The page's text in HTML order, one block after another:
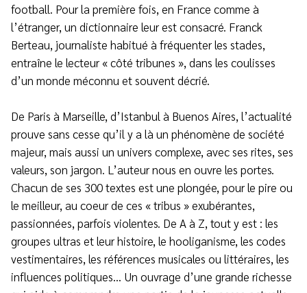
football. Pour la première fois, en France comme à
l’étranger, un dictionnaire leur est consacré. Franck
Berteau, journaliste habitué à fréquenter les stades,
entraîne le lecteur « côté tribunes », dans les coulisses
d’un monde méconnu et souvent décrié.
De Paris à Marseille, d’Istanbul à Buenos Aires, l’actualité
prouve sans cesse qu’il y a là un phénomène de société
majeur, mais aussi un univers complexe, avec ses rites, ses
valeurs, son jargon. L’auteur nous en ouvre les portes.
Chacun de ses 300 textes est une plongée, pour le pire ou
le meilleur, au coeur de ces « tribus » exubérantes,
passionnées, parfois violentes. De A à Z, tout y est : les
groupes ultras et leur histoire, le hooliganisme, les codes
vestimentaires, les références musicales ou littéraires, les
influences politiques… Un ouvrage d’une grande richesse